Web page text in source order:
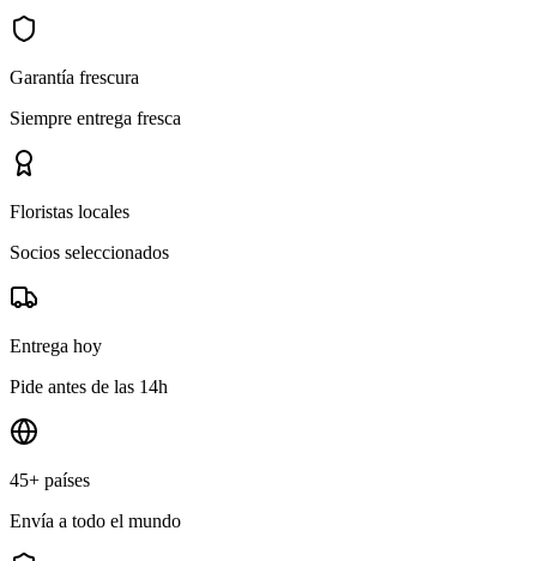
Garantía frescura
Siempre entrega fresca
Floristas locales
Socios seleccionados
Entrega hoy
Pide antes de las 14h
45+ países
Envía a todo el mundo